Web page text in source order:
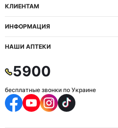
КЛИЕНТАМ
ИНФОРМАЦИЯ
НАШИ АПТЕКИ
5900
бесплатные звонки по Украине